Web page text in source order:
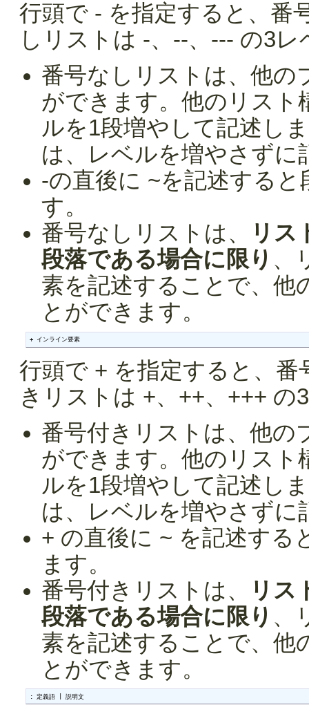
行頭で - を指定すると、番
しリストは -、--、--- の3
番号なしリストは、他の
ができます。他のリスト
ルを1段増やして記述し
は、レベルを増やさずに
-の直後に ~を記述する
す。
番号なしリストは、
リス
段落である場合に限り 、
素を記述することで、他
とができます。
+ インライン要素
行頭で + を指定すると、
きリストは +、++、+++ の
番号付きリストは、他の
ができます。他のリスト
ルを1段増やして記述し
は、レベルを増やさずに
+ の直後に ~ を記述する
ます。
番号付きリストは、
リス
段落である場合に限り 、
素を記述することで、他
とができます。
: 定義語 | 説明文